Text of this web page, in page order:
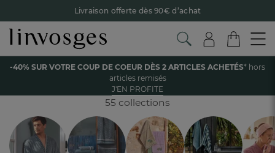
Livraison offerte dès 90€ d’achat
Retour offert avec Colissimo* !
Payez en 3x ou 4x sans frais avec Alma
Le parrainage Linvosges : offrez 15€, recevez 15€ !
Je
découvre
-40% sur votre coup de coeurdès 2 articles achetés !
profite
-40% SUR VOTRE COUP DE COEUR DÈS 2 ARTICLES ACHETÉS* hors
articles remisés
J'EN PROFITE
Accueil La salle de bain Peignoir
PEIGNOIR
55 collections